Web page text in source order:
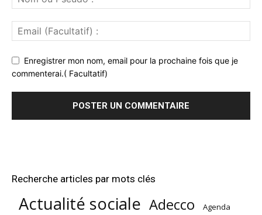
Enregistrer mon nom, email pour la prochaine fois que je
commenterai.( Facultatif)
Recherche articles par mots clés
Actualité sociale Adecco Agenda